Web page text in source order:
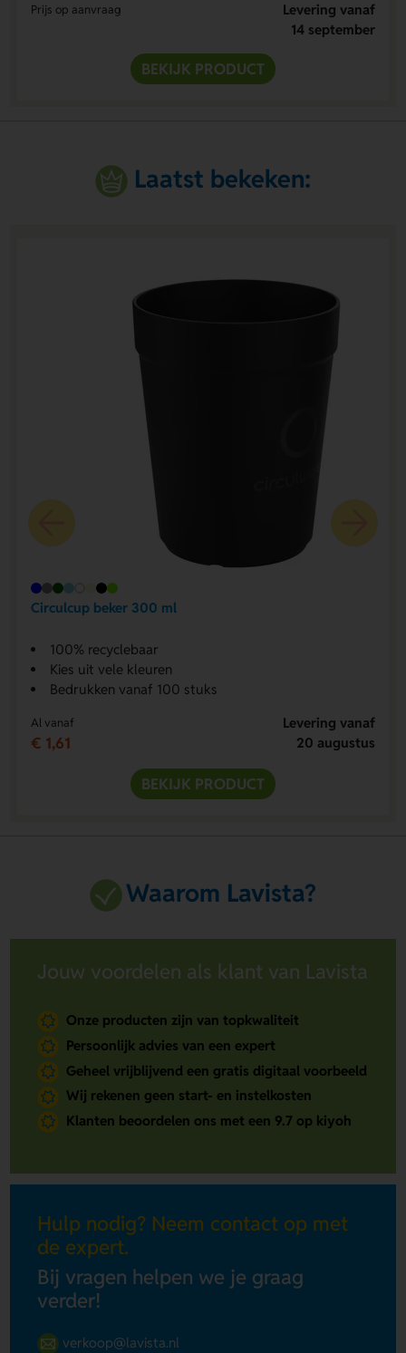
Prijs op aanvraag
Levering vanaf
14 september
BEKIJK PRODUCT
Laatst bekeken:
Circulcup beker 300 ml
100% recyclebaar
Kies uit vele kleuren
Bedrukken vanaf 100 stuks
Al vanaf
€ 1,61
Levering vanaf
20 augustus
BEKIJK PRODUCT
Waarom Lavista?
Jouw voordelen als klant van Lavista
Onze producten zijn van topkwaliteit
Persoonlijk advies van een expert
Geheel vrijblijvend een gratis digitaal voorbeeld
Wij rekenen geen start- en instelkosten
Klanten beoordelen ons met een 9.7 op kiyoh
Hulp nodig? Neem contact op met
de expert.
Bij vragen helpen we je graag
verder!
verkoop@lavista.nl